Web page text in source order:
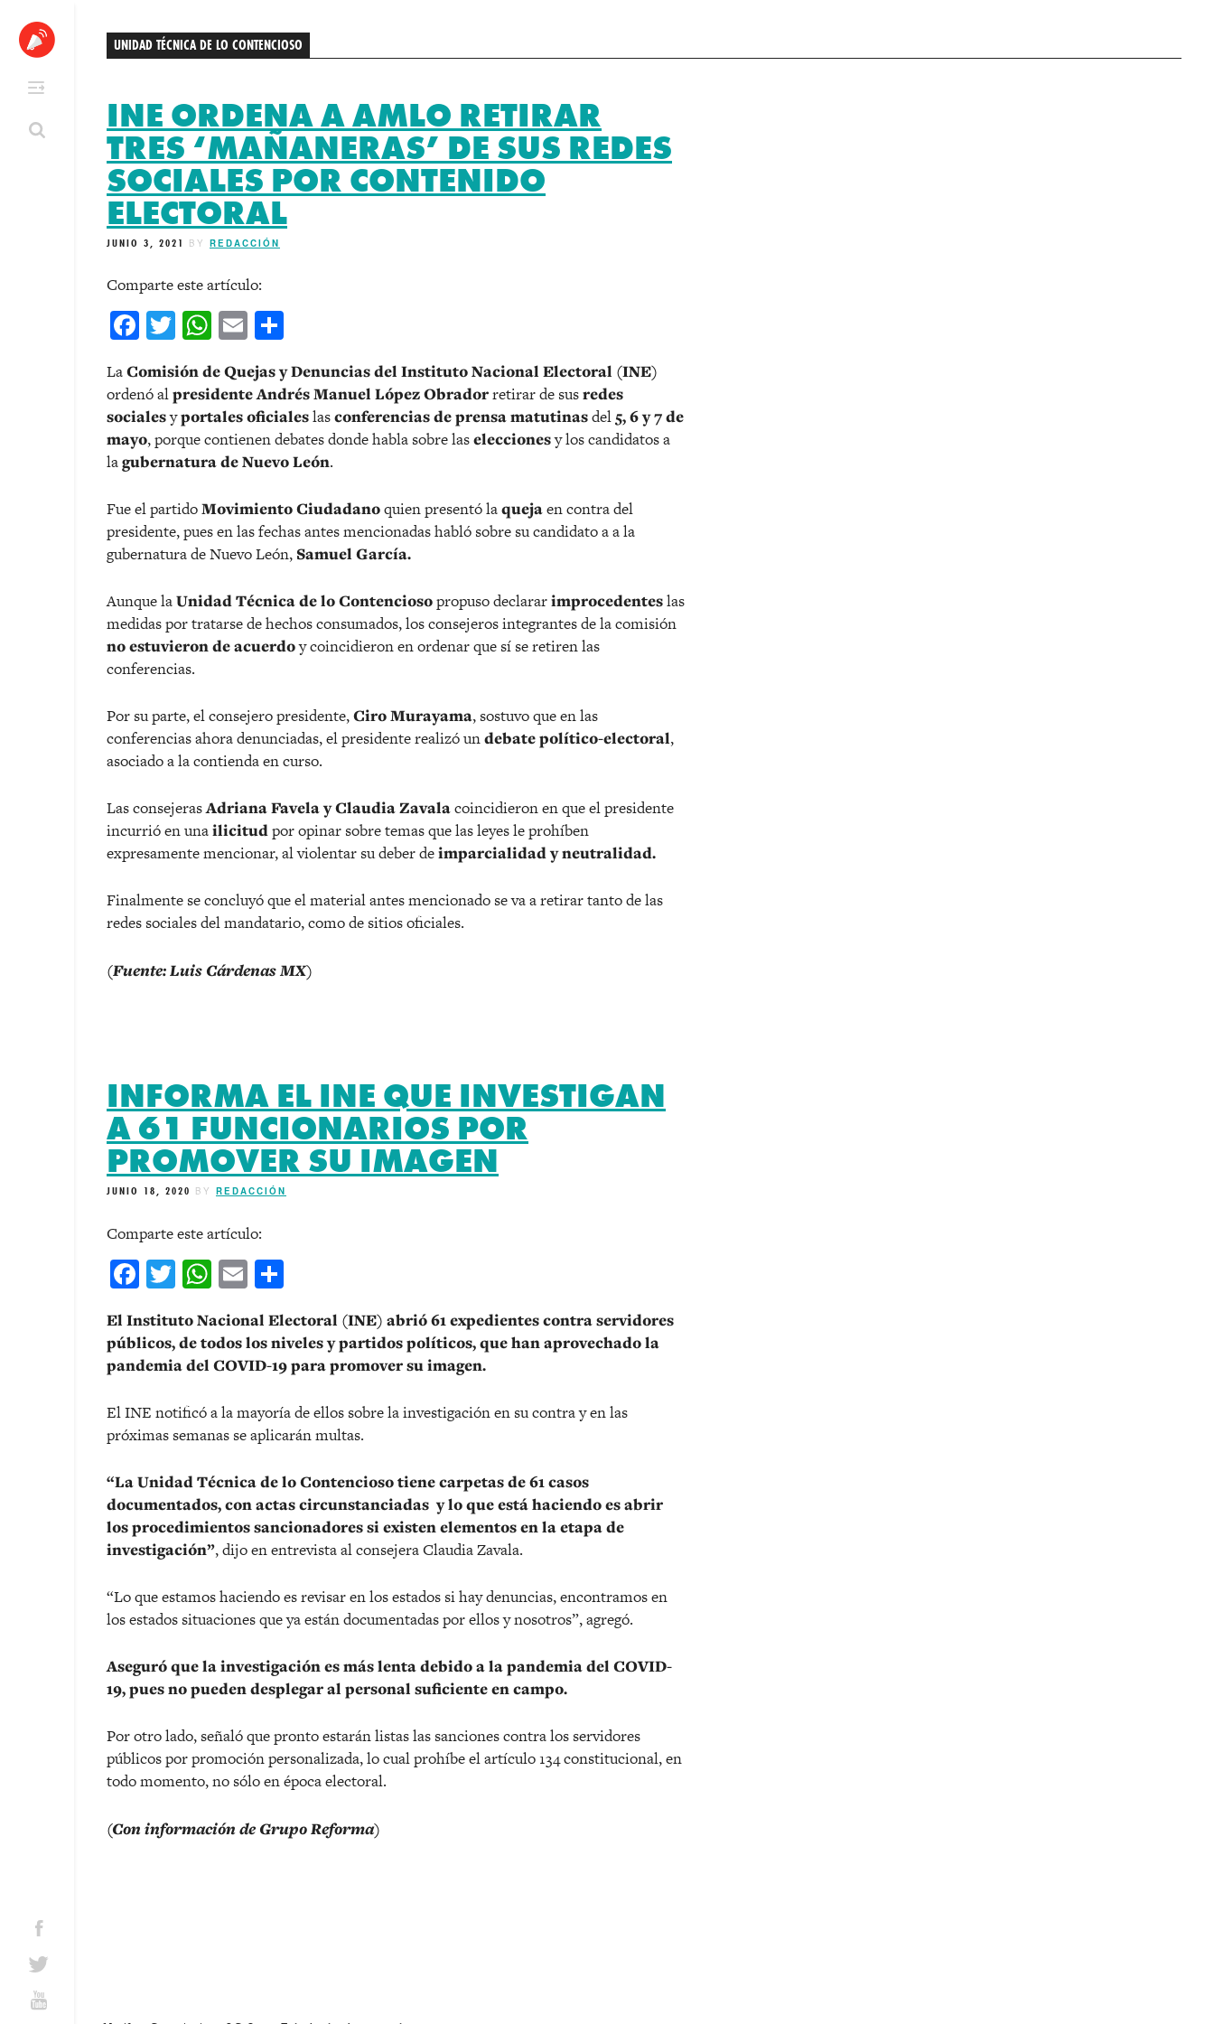
content
UNIDAD TÉCNICA DE LO CONTENCIOSO
INE ORDENA A AMLO RETIRAR
TRES ‘MAÑANERAS’ DE SUS REDES
SOCIALES POR CONTENIDO
ELECTORAL
JUNIO 3, 2021 BY REDACCIÓN
Comparte este artículo:
Facebook
Twitter
WhatsApp
Email
LaComisión de Quejas y Denuncias del Instituto Nacional Electoral (INE)
ordenó alpresidente Andrés Manuel López Obradorretirar de susredes
socialesyportales oficialeslasconferencias de prensa matutinasdel5, 6 y 7 de
mayo, porque contienen debates donde habla sobre laseleccionesy los candidatos a
lagubernatura de Nuevo León.
Fue el partidoMovimiento Ciudadanoquien presentó laquejaen contra del
presidente, pues en las fechas antes mencionadas habló sobre su candidato a a la
gubernatura de Nuevo León, Samuel García.
Aunque laUnidad Técnica de lo Contenciosopropuso declararimprocedenteslas
medidas por tratarse de hechos consumados, los consejeros integrantes de la comisión
no estuvieron de acuerdoy coincidieron en ordenar que sí se retiren las
conferencias.
Por su parte, el consejero presidente,Ciro Murayama, sostuvo que en las
conferencias ahora denunciadas, el presidente realizó undebate político-electoral,
asociado a la contienda en curso.
Las consejerasAdriana Favela y Claudia Zavalacoincidieron en que el presidente
incurrió en unailicitudpor opinar sobre temas que las leyes le prohíben
expresamente mencionar, al violentar su deber deimparcialidad y neutralidad.
Finalmente se concluyó que el material antes mencionado se va a retirar tanto de las
redes sociales del mandatario, como de sitios oficiales.
(Fuente: Luis Cárdenas MX)
INFORMA EL INE QUE INVESTIGAN
A 61 FUNCIONARIOS POR
PROMOVER SU IMAGEN
JUNIO 18, 2020 BY REDACCIÓN
Comparte este artículo:
Facebook
Twitter
WhatsApp
Email
El Instituto Nacional Electoral (INE) abrió 61 expedientes contra servidores
públicos, de todos los niveles y partidos políticos, que han aprovechado la
pandemia del COVID-19 para promover su imagen.
El INE notificó a la mayoría de ellos sobre la investigación en su contra y en las
próximas semanas se aplicarán multas.
“La Unidad Técnica de lo Contencioso tiene carpetas de 61 casos
documentados, con actas circunstanciadas y lo que está haciendo es abrir
los procedimientos sancionadores si existen elementos en la etapa de
investigación”, dijo en entrevista al consejera Claudia Zavala.
“Lo que estamos haciendo es revisar en los estados si hay denuncias, encontramos en
los estados situaciones que ya están documentadas por ellos y nosotros”, agregó.
Aseguró que la investigación es más lenta debido a la pandemia del COVID-
19, pues no pueden desplegar al personal suficiente en campo.
Por otro lado, señaló que pronto estarán listas las sanciones contra los servidores
públicos por promoción personalizada, lo cual prohíbe el artículo 134 constitucional, en
todo momento, no sólo en época electoral.
(Con información de Grupo Reforma)